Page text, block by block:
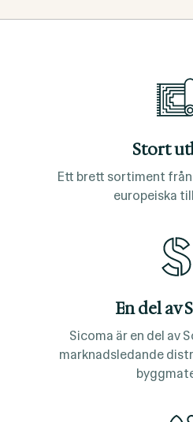
Stort
Ett brett sortiment
europeiska
En del av
Sicoma är en del av
marknadsledande